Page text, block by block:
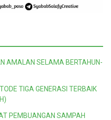
AMALAN SELAMA BERTAHUN-
TIGA GENERASI TERBAIK
PEMBUANGAN SAMPAH